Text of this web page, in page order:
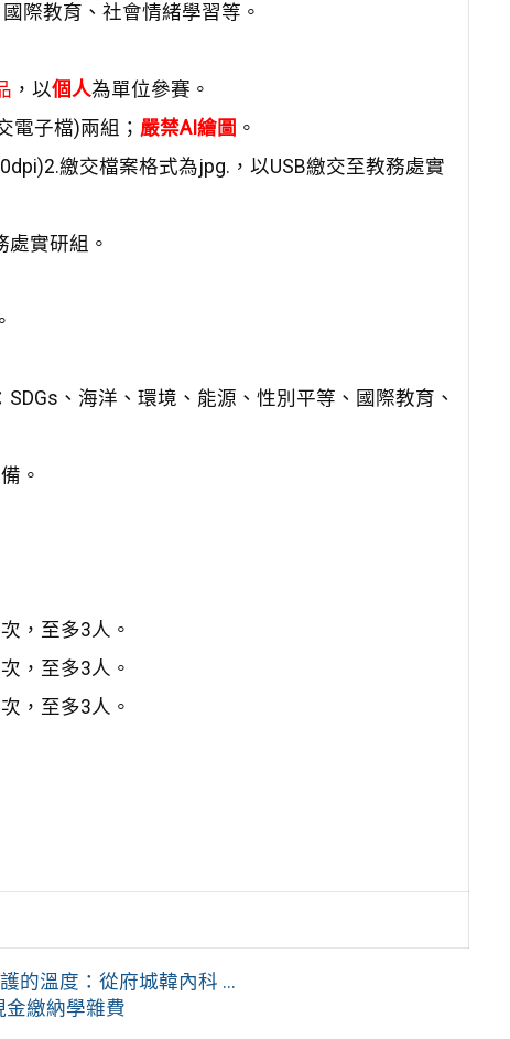
際教育、社會情緒學習等。
，以個人為單位參賽。
電子檔)兩組； 嚴禁AI 繪圖 。
繳交檔案格式為jpg.，以USB繳交至教務處實
實研組。
、海洋、環境、能源、性別平等、國際教育、
。
，至多3人。
，至多3人。
，至多3人。
的溫度：從府城韓內科 ...
繳納學雜費